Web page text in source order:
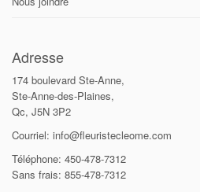
Adresse
174 boulevard Ste-Anne,
Ste-Anne-des-Plaines,
Qc, J5N 3P2
Courriel: info@fleuristecleome.com
Téléphone: 450-478-7312
Sans frais: 855-478-7312